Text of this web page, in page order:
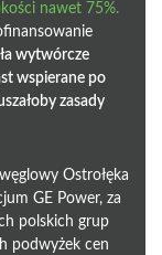
nawet 75%.
wytwórcze
wspierane po
zasady
Ostrołęka
GE Power, za
polskich grup
podwyżek cen